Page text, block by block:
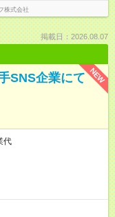
株式会社
掲載日：2026.08.07
NEW
SNS企業にて
代